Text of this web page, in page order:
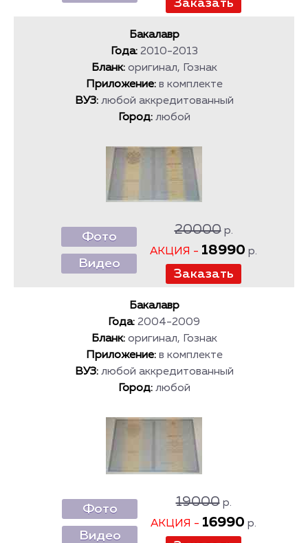
Бакалавр
Года: 2010-2013
Бланк: оригинал, Гознак
Приложение: в комплекте
ВУЗ: любой аккредитованный
Город: любой
Фото
Видео
20000р.
АКЦИЯ - 18990 р.
Бакалавр
Года: 2004-2009
Бланк: оригинал, Гознак
Приложение: в комплекте
ВУЗ: любой аккредитованный
Город: любой
Фото
Видео
19000р.
АКЦИЯ - 16990 р.